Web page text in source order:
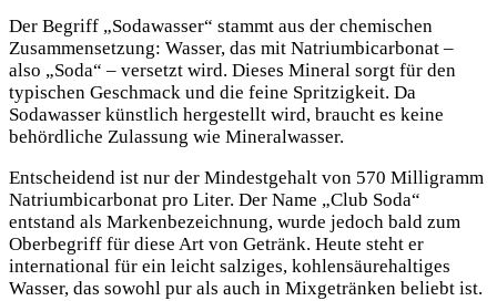
Der Begriff „Sodawasser“ stammt aus der chemischen
Zusammensetzung: Wasser, das mit Natriumbicarbonat –
also „Soda“ – versetzt wird. Dieses Mineral sorgt für den
typischen Geschmack und die feine Spritzigkeit. Da
Sodawasser künstlich hergestellt wird, braucht es keine
behördliche Zulassung wie Mineralwasser.
Entscheidend ist nur der Mindestgehalt von 570 Milligramm
Natriumbicarbonat pro Liter. Der Name „Club Soda“
entstand als Markenbezeichnung, wurde jedoch bald zum
Oberbegriff für diese Art von Getränk. Heute steht er
international für ein leicht salziges, kohlensäurehaltiges
Wasser, das sowohl pur als auch in Mixgetränken beliebt ist.